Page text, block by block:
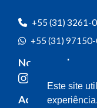
+55 (31) 3261-
+55 (31)
Nossas redes
Acompanhe o
Este site